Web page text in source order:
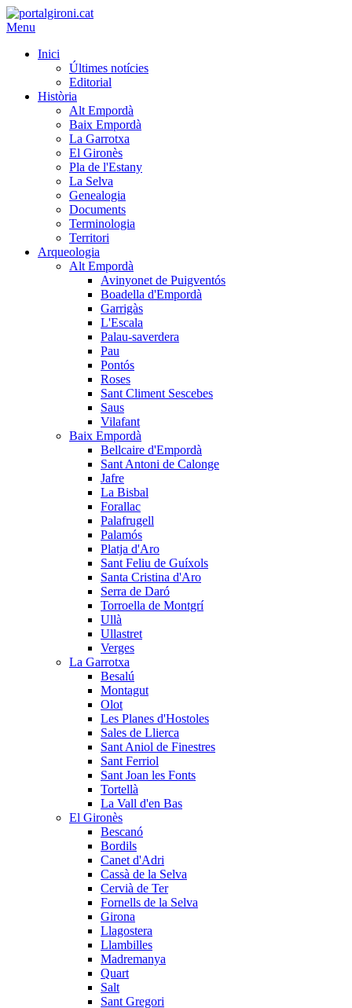
Menu
Inici
Últimes notícies
Editorial
Història
Alt Empordà
Baix Empordà
La Garrotxa
El Gironès
Pla de l'Estany
La Selva
Genealogia
Documents
Terminologia
Territori
Arqueologia
Alt Empordà
Avinyonet de Puigventós
Boadella d'Empordà
Garrigàs
L'Escala
Palau-saverdera
Pau
Pontós
Roses
Sant Climent Sescebes
Saus
Vilafant
Baix Empordà
Bellcaire d'Empordà
Sant Antoni de Calonge
Jafre
La Bisbal
Forallac
Palafrugell
Palamós
Platja d'Aro
Sant Feliu de Guíxols
Santa Cristina d'Aro
Serra de Daró
Torroella de Montgrí
Ullà
Ullastret
Verges
La Garrotxa
Besalú
Montagut
Olot
Les Planes d'Hostoles
Sales de Llierca
Sant Aniol de Finestres
Sant Ferriol
Sant Joan les Fonts
Tortellà
La Vall d'en Bas
El Gironès
Bescanó
Bordils
Canet d'Adri
Cassà de la Selva
Cervià de Ter
Fornells de la Selva
Girona
Llagostera
Llambilles
Madremanya
Quart
Salt
Sant Gregori